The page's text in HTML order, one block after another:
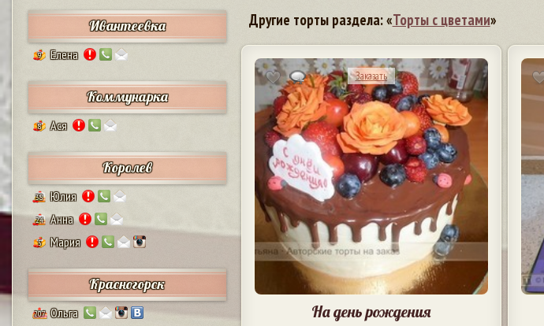
Ивантеевка
9 Елена
Коммунарка
8 Ася
Королев
38 Юлия
24 Анна
5 Мария
Красногорск
207 Ольга
Другие торты раздела: «Торты с цветами»
Заказать
На день рождения